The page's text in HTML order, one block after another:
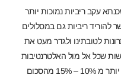
עקב ריביות נמוכות יותר
להוריד ריביות גם במסלולים
לטובתינו ולגדר מעט את
שכל אל מול האלטרנטיבות
כדאי לשקול הוספת נתח צמוד מדד (לא יותר מ 10% – 15% מהסכום